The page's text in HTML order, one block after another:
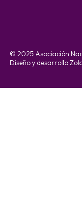
© 2025 Asociación
Diseño y desarrollo